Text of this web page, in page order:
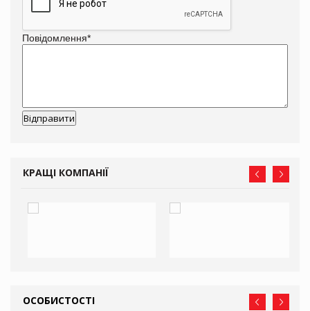
Повідомлення*
КРАЩІ КОМПАНІЇ
ОСОБИСТОСТІ